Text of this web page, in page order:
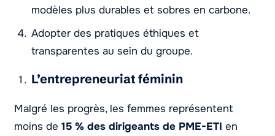
modèles plus durables et sobres en carbone.
Adopter des pratiques éthiques et
transparentes au sein du groupe.
L’entrepreneuriat féminin
Malgré les progrès, les femmes représentent
moins de15 % des dirigeants de PME-ETI en